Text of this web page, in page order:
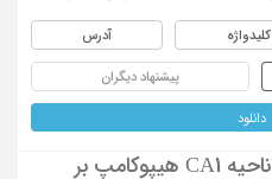
کلیدواژه آدرس
پیشنهاد دیگران
دانلود
اثر سیستم کانابینوئیدی ناحیه CA1 هیپوکامپ بر